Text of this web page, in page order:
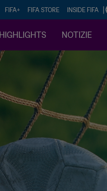
FIFA+ FIFA STORE INSIDE FIFA
HIGHLIGHTS NOTIZIE